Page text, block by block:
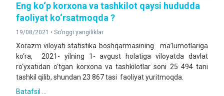
Eng ko‘p korxona va tashkilot qaysi hududda
faoliyat ko‘rsatmoqda ?
19/08/2021 • So'nggi yangiliklar
Xorazm viloyati statistika boshqarmasining ma’lumotlariga
ko‘ra, 2021- yilning 1- avgust holatiga viloyatda davlat
ro‘yxatidan o‘tgan korxona va tashkilotlar soni 25 494 tani
tashkil qilib, shundan 23 867 tasi faoliyat yuritmoqda.
Batafsil ...